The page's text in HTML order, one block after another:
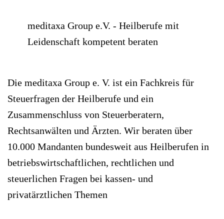
meditaxa Group e.V. - Heilberufe mit
Leidenschaft kompetent beraten
Die meditaxa Group e. V. ist ein Fachkreis für
Steuerfragen der Heilberufe und ein
Zusammenschluss von Steuerberatern,
Rechtsanwälten und Ärzten. Wir beraten über
10.000 Mandanten bundesweit aus Heilberufen in
betriebswirtschaftlichen, rechtlichen und
steuerlichen Fragen bei kassen- und
privatärztlichen Themen